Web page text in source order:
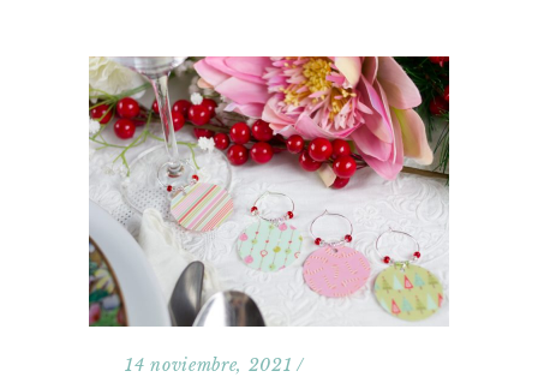
14 noviembre, 2021